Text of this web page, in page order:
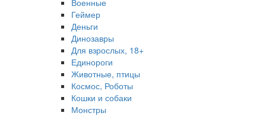
Военные
Геймер
Деньги
Динозавры
Для взрослых, 18+
Единороги
Животные, птицы
Космос, Роботы
Кошки и собаки
Монстры